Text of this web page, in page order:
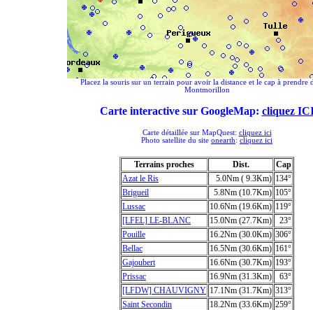
Placez la souris sur un terrain pour avoir la distance et le cap à prendre
Montmorillon
Carte interactive sur GoogleMap: cliquez
Carte détaillée sur MapQuest: cliquez ici
Photo satellite du site onearth: cliquez ici
Terrains proches Dist.
Cap
Azat le Ris
5.0Nm ( 9.3Km) 134°
Brigueil
5.8Nm (10.7Km) 105°
Lussac
10.6Nm (19.6Km) 119°
[LFEL] LE-BLANC
15.0Nm (27.7Km)
23°
Pouille
16.2Nm (30.0Km) 306°
Bellac
16.5Nm (30.6Km) 161°
Gajoubert
16.6Nm (30.7Km) 193°
Prissac
16.9Nm (31.3Km)
63°
[LFDW] CHAUVIGNY 17.1Nm (31.7Km) 313°
Saint Secondin
18.2Nm (33.6Km) 259°